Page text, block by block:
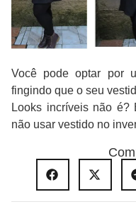
Você pode optar por
fingindo que o seu
Looks incríveis não é?
não usar vestido no